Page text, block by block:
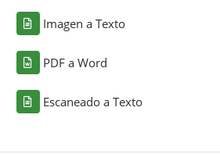
Imagen a Texto
PDF a Word
Escaneado a Texto